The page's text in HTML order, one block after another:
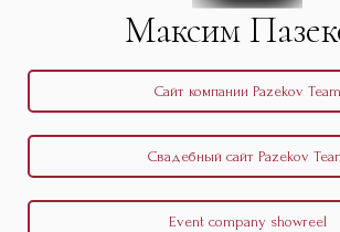
Максим
Сайт компании Pazekov Team
Свадебный сайт Pazekov
Event company showreel